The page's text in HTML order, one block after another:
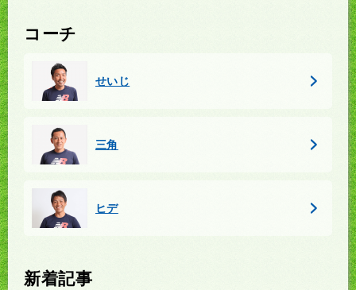
コーチ
せいじ
三角
ヒデ
新着記事